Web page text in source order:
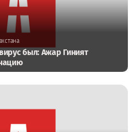
был: Ажар Гиният